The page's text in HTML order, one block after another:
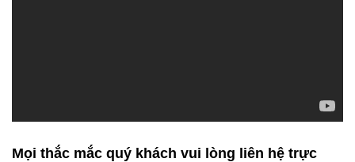
Mọi thắc mắc quý khách vui lòng liên hệ trực